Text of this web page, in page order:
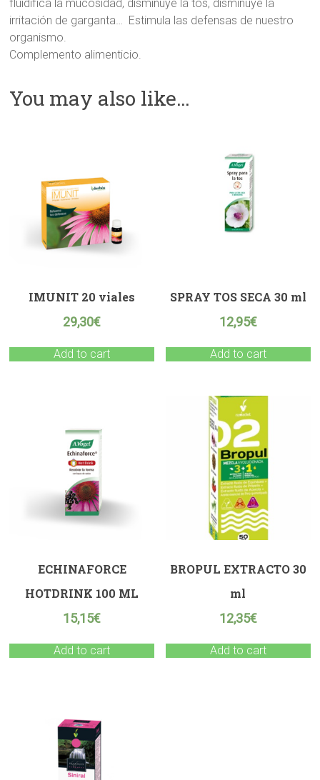
fluidifica la mucosidad, disminuye la tos, disminuye la
irritación de garganta… Estimula las defensas de nuestro
organismo.
Complemento alimenticio.
You may also like…
IMUNIT 20 viales
29,30€
Add to cart
SPRAY TOS SECA 30 ml
12,95€
Add to cart
ECHINAFORCE
HOTDRINK 100 ML
15,15€
Add to cart
BROPUL EXTRACTO 30
ml
12,35€
Add to cart